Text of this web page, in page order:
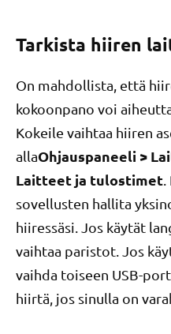
Tarkista hiiren
On mahdollista, että
kokoonpano voi
Kokeile vaihtaa hiiren
allaOhjauspaneeli >
Laitteet ja tulostimet
sovellusten hallita
hiiressäsi. Jos käytät
vaihtaa paristot. Jos
vaihda toiseen USB-
hiirtä, jos sinulla on